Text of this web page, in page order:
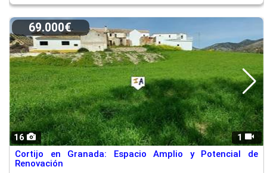
16 1
69.000€
Cortijo en Granada: Espacio Amplio y Potencial de
Renovación